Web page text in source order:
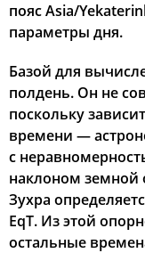
19, Ср 03:49
20, Чт 03:52
03:55
22, Сб 03:58
23, Вс 04:00
24, Пн 04:03
пояс Asia/
параметры дня.
Базой для
полдень. Он не
поскольку
времени —
с
наклоном
Зухра
EqT. Из этой
остальные